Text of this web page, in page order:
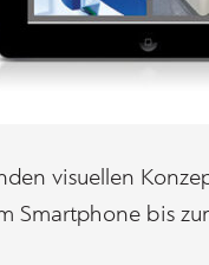
visuellen
Smartphone bis